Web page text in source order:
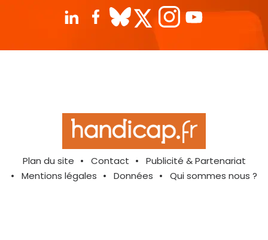
Plan du site Contact
Publicité & Partenariat
Mentions légales
Données Qui sommes nous ?